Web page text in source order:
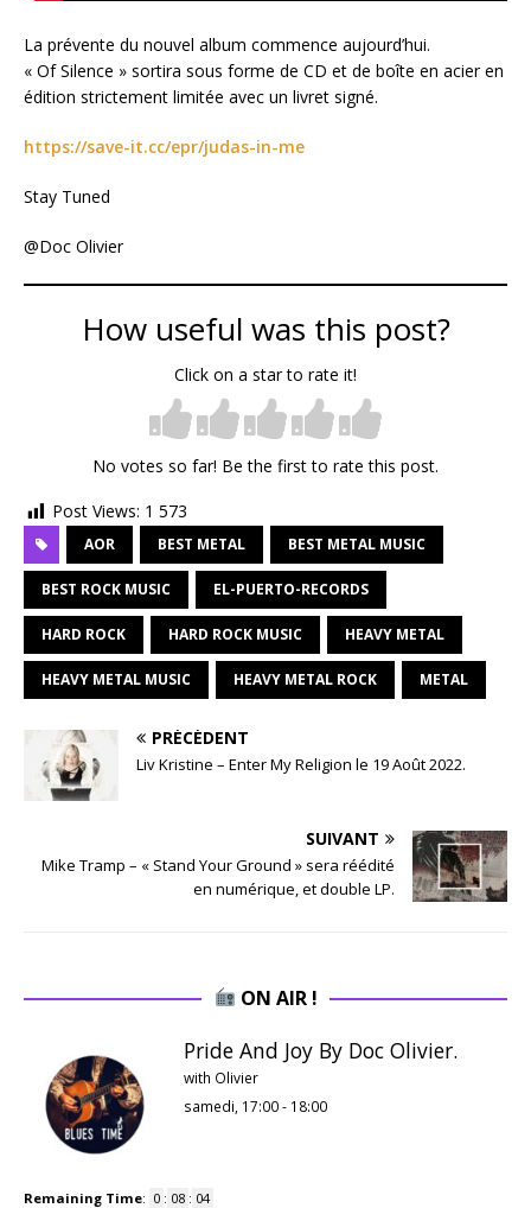
La prévente du nouvel album commence aujourd’hui.
« Of Silence » sortira sous forme de CD et de boîte en acier en
édition strictement limitée avec un livret signé.
https://save-it.cc/epr/judas-in-me
Stay Tuned
@Doc Olivier
How useful was this post?
Click on a star to rate it!
No votes so far! Be the first to rate this post.
Post Views: 1 573
AOR BEST METAL BEST METAL MUSIC
BEST ROCK MUSIC EL-PUERTO-RECORDS
HARD ROCK HARD ROCK MUSIC HEAVY METAL
HEAVY METAL MUSIC HEAVY METAL ROCK METAL
PRÉCÉDENT
Liv Kristine – Enter My Religion le 19 Août 2022.
SUIVANT
Mike Tramp – « Stand Your Ground » sera réédité
en numérique, et double LP.
ON AIR !
Pride And Joy By Doc Olivier.
with Olivier
samedi, 17:00- 18:00
Remaining Time: 0 : 08 : 03